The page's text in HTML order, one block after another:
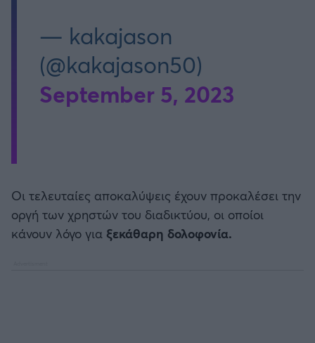
— kakajason
(@kakajason50)
September 5, 2023
Οι τελευταίες αποκαλύψεις έχουν προκαλέσει την
οργή των χρηστών του διαδικτύου, οι οποίοι
κάνουν λόγο για ξεκάθαρη δολοφονία.